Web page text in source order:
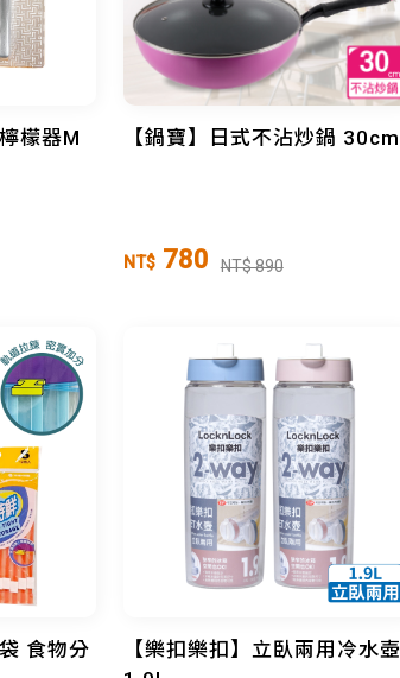
檬器M 【鍋寶】日式不沾炒鍋 30cm
NT$ 780 NT$ 890
食物分
【樂扣樂扣】立臥兩用冷水壺